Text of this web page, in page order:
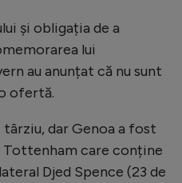
și obligația de a
lui
au anunțat că nu sunt
ofertă.
dar Genoa a fost
care conține
Djed Spence (23 de